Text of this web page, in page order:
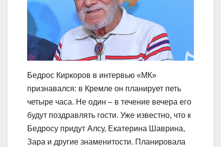
Бедрос Киркоров в интервью «МК»
признавался: в Кремле он планирует петь
четыре часа. Не один – в течение вечера его
будут поздравлять гости. Уже известно, что к
Бедросу придут Алсу, Екатерина Шаврина,
Зара и другие знаменитости. Планировала